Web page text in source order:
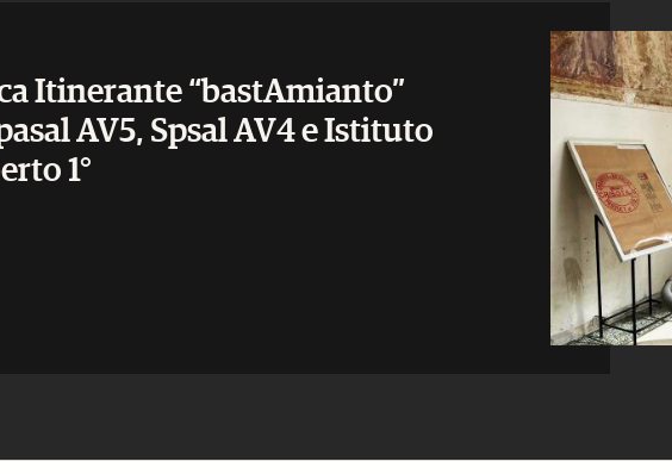
Itinerante “bastAmianto”
AV5, Spsal AV4 e Istituto
1°